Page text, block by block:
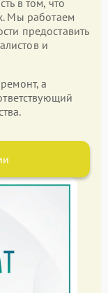
в том, что
Мы работаем
предоставить
и
а